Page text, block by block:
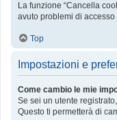
La funzione “Cancella
avuto problemi di
Top
Impostazioni e
Come cambio le mie
Se sei un utente
Questo ti permetterà di